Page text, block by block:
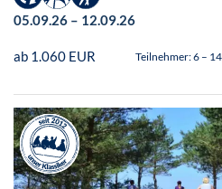
05.09.26 – 12.09.26
ab 1.060 EUR Teilnehmer: 6 – 14